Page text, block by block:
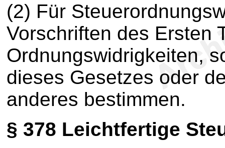
(2) Für
Vorschriften des Ersten
Ordnungswidrigkeiten,
dieses Gesetzes oder
anderes bestimmen.
§ 378 Leichtfertige